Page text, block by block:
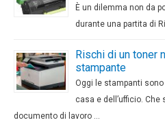
È un dilemma non da
durante una partita di
Rischi di un toner
stampante
Oggi le stampanti
casa e dell’ufficio.
documento di lavoro …